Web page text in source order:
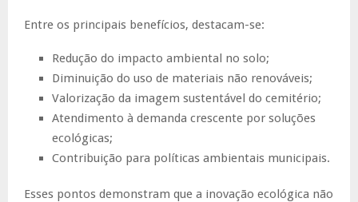
Entre os principais benefícios, destacam-se:
Redução do impacto ambiental no solo;
Diminuição do uso de materiais não renováveis;
Valorização da imagem sustentável do cemitério;
Atendimento à demanda crescente por soluções
ecológicas;
Contribuição para políticas ambientais municipais.
Esses pontos demonstram que a inovação ecológica não